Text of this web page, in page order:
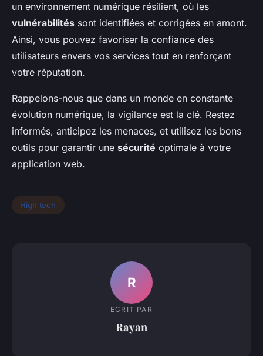
un environnement numérique résilient, où les
vulnérabilités sont identifiées et corrigées en amont.
Ainsi, vous pouvez favoriser la confiance des
utilisateurs envers vos services tout en renforçant
votre réputation.
Rappelons-nous que dans un monde en constante
évolution numérique, la vigilance est la clé. Restez
informés, anticipez les menaces, et utilisez les bons
outils pour garantir une sécurité optimale à votre
application web.
High tech
R
ECRIT PAR
Rayan